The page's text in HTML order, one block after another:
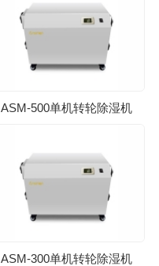
ASM-500单机转轮除湿机
ASM-300单机转轮除湿机